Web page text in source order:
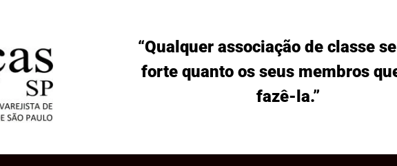
“Qualquer associação de classe
forte quanto os seus membros
fazê-la.”